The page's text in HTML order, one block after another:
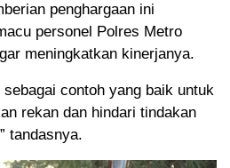
penghargaan ini
personel Polres Metro
meningkatkan kinerjanya.
contoh yang baik untuk
rekan dan hindari tindakan
tandasnya.